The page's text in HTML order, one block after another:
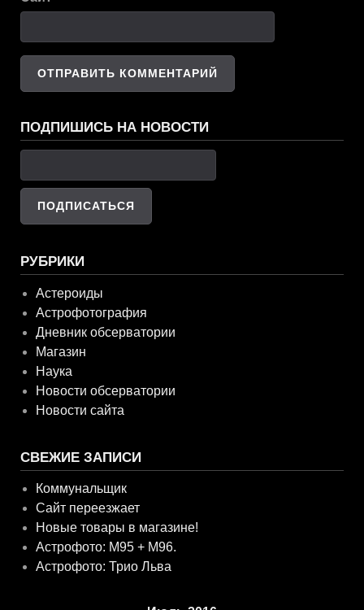
ПОДПИШИСЬ НА НОВОСТИ
РУБРИКИ
Астероиды
Астрофотография
Дневник обсерватории
Магазин
Наука
Новости обсерватории
Новости сайта
СВЕЖИЕ ЗАПИСИ
Коммунальщик
Сайт переезжает
Новые товары в магазине!
Астрофото: M95 + M96.
Астрофото: Трио Льва